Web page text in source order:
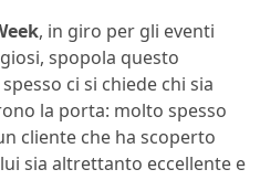
, in giro per gli eventi
spopola questo
ci si chiede chi sia
la porta: molto spesso
cliente che ha scoperto
sia altrettanto eccellente e